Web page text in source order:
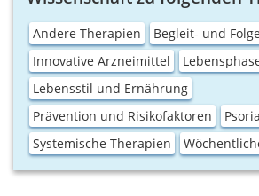
Andere Therapien
Begleit- und
Innovative Arzneimittel
Lebensstil und Ernährung
Prävention und Risikofaktoren
Systemische Therapien